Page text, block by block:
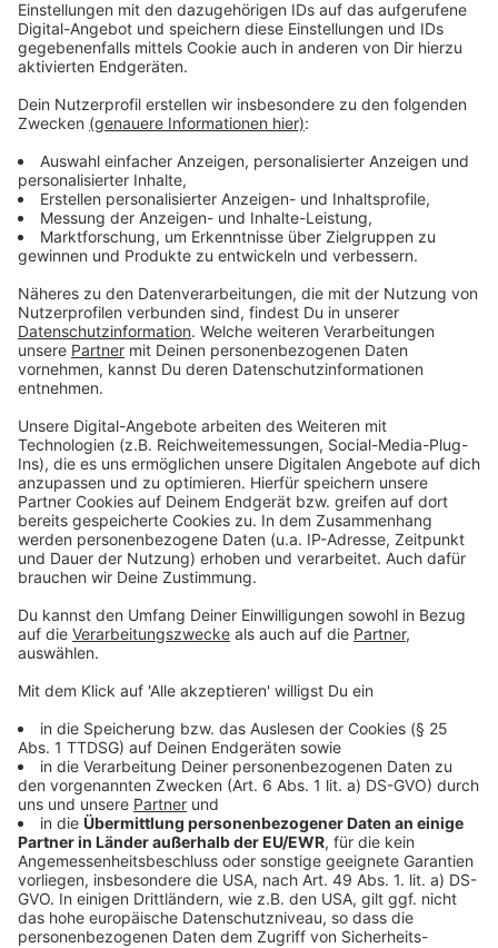
Bereich der Cecilienallee überprüft, ein Niederländer
fuhr statt der erlaubten 50 mit Tempo 92 und
versuchte anschließend über den Gehweg zu flüchten.
Ein Motorradpolizist nahm die Verfolgung auf und
konnte den Autofahrer stellen.
Anzeige
Auch viele Verwarngelder gegen Radfahrer
ImUni-Bereichwurden 41 Radfahrer mit
Verwarngeldern belegt, die meisten von ihnen hatten
hatten kein Licht am Fahrrad. Verwarngelder gab es
auch für E-Scooterfahrer. 10 von ihnen waren unter
dem Einfluss von Alkohol oder Drogen unterwegs.
Anzeige
Weitere Infos und Links zum Thema:
Anzeige
Die Meldung der Polizei:
Weitere Blaulichtmeldungen aus Düsseldorf:
Blitzer-Marathon Anfang August:
Anzeige